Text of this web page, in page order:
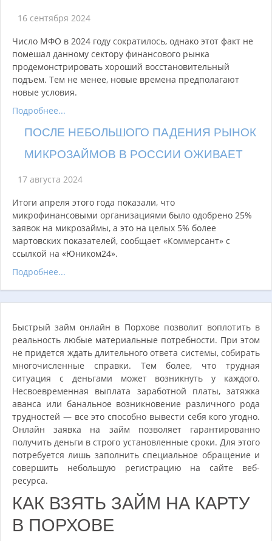
16 сентября 2024
Число МФО в 2024 году сократилось, однако этот факт не
помешал данному сектору финансового рынка
продемонстрировать хороший восстановительный
подъем. Тем не менее, новые времена предполагают
новые условия.
Подробнее...
ПОСЛЕ НЕБОЛЬШОГО ПАДЕНИЯ РЫНОК
МИКРОЗАЙМОВ В РОССИИ ОЖИВАЕТ
17 августа 2024
Итоги апреля этого года показали, что
микрофинансовыми организациями было одобрено 25%
заявок на микрозаймы, а это на целых 5% более
мартовских показателей, сообщает «Коммерсант» с
ссылкой на «Юником24».
Подробнее...
Быстрый займ онлайн в Порхове позволит воплотить в
реальность любые материальные потребности. При этом
не придется ждать длительного ответа системы, собирать
многочисленные справки. Тем более, что трудная
ситуация с деньгами может возникнуть у каждого.
Несвоевременная выплата заработной платы, затяжка
аванса или банальное возникновение различного рода
трудностей — все это способно вывести себя кого угодно.
Онлайн заявка на займ позволяет гарантированно
получить деньги в строго установленные сроки. Для этого
потребуется лишь заполнить специальное обращение и
совершить небольшую регистрацию на сайте веб-
ресурса.
КАК ВЗЯТЬ ЗАЙМ НА КАРТУ
В ПОРХОВЕ